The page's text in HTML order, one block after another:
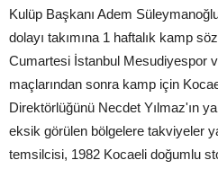
Kulüp Başkanı Adem
dolayı takımına 1 haftalık kamp
Cumartesi İstanbul Mesudiyespor
maçlarından sonra kamp için
Direktörlüğünü Necdet Yılmaz'ın
eksik görülen bölgelere takviyeler
temsilcisi, 1982 Kocaeli doğumlu